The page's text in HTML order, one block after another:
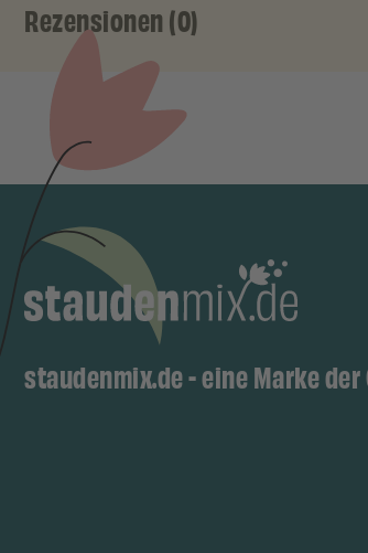
Rezensionen (0)
staudenmix.de - eine Marke